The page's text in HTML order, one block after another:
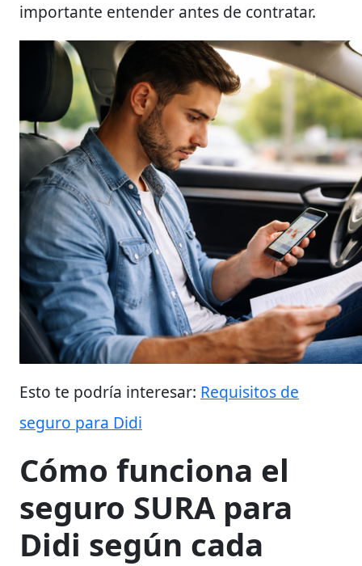
importante entender antes de contratar.
Esto te podría interesar: Requisitos de
seguro para Didi
Cómo funciona el
seguro SURA para
Didi según cada